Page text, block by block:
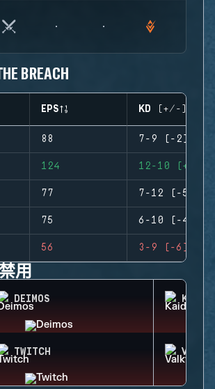
BREACH
EPS KD (+/-)
88 7-9 (-2)
124 12-10 (+2)
77 7-12 (-5)
75 6-10 (-4)
56 3-9 (-6)
用
DEIMOS KAID
TWITCH